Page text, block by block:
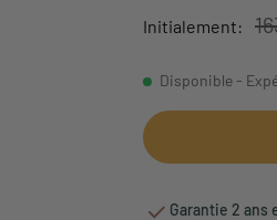
Initialement:
Disponible -
Garantie 2 ans